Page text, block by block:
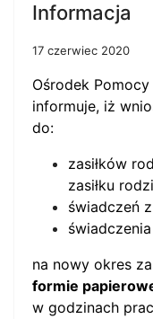
Informacja
17 czerwiec 2020
Ośrodek
informuje, iż
do:
zasiłków
zasiłku
świadczeń
na nowy okres
formie
w godzinach